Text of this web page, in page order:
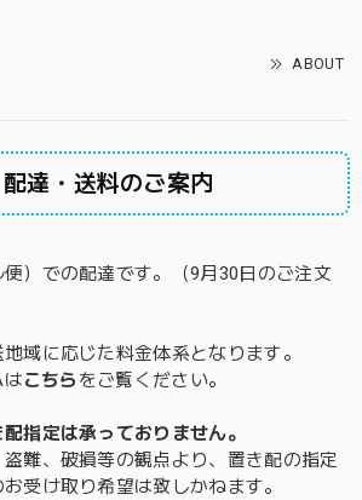
ABOUT
配達・送料のご案内
）での配達です。（9月30日のご注文
域に応じた料金体系となります。
こちら をご覧ください。
指定は承っておりません。
難、破損等の観点より、置き配の指定
受け取り希望は致しかねます。